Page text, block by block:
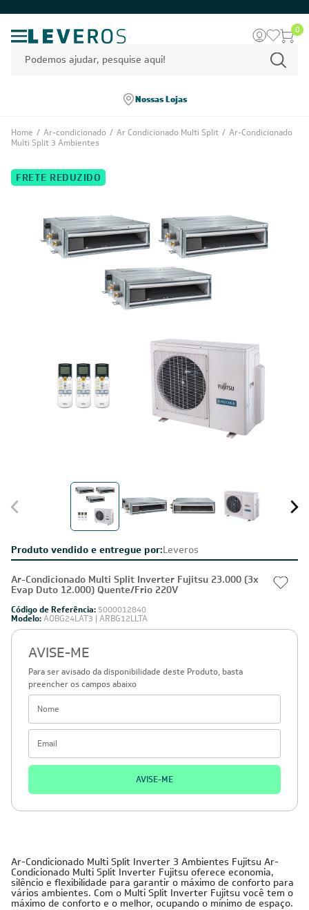
0
Nossas Lojas
Home / Ar-condicionado / Ar Condicionado Multi Split / Ar-Condicionado
Multi Split 3 Ambientes
Produto vendido e entregue por:Leveros
Ar-Condicionado Multi Split Inverter Fujitsu 23.000 (3x
Evap Duto 12.000) Quente/Frio 220V
Código de Referência: 5000012840
Modelo:AOBG24LAT3 | ARBG12LLTA
AVISE-ME
Para ser avisado da disponibilidade deste Produto, basta
preencher os campos abaixo
AVISE-ME
Ar-Condicionado Multi Split Inverter 3 Ambientes Fujitsu Ar-
Condicionado Multi Split Inverter Fujitsu oferece economia,
silêncio e flexibilidade para garantir o máximo de conforto para
vários ambientes. Com o Multi Split Inverter Fujitsu você tem o
máximo de conforto e o melhor, ocupando o mínimo de espaço.
FRETE REDUZIDO